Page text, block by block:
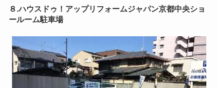
８.ハウスドゥ！アップリフォームジャパン京都中央ショ
ールーム駐車場